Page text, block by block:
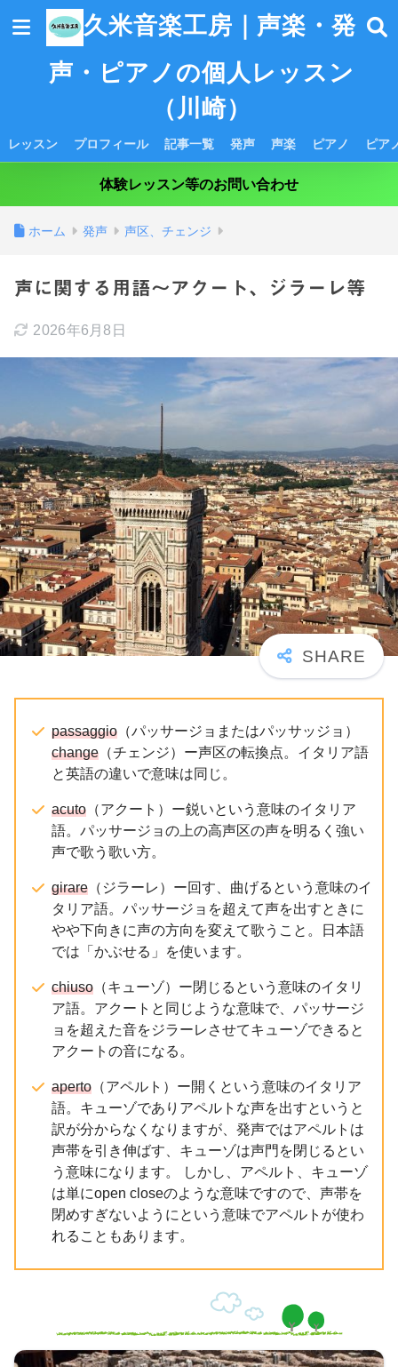
久米音楽工房｜声楽・発
声・ピアノの個人レッスン
（川崎）
レッスン プロフィール 記事一覧 発声 声楽 ピアノ ピア
体験レッスン等のお問い合わせ
ホーム 発声 声区、チェンジ
声に関する用語～アクート、ジラーレ等
2026年6月8日
passaggio （パッサージョまたはパッサッジョ）
change （チェンジ）ー声区の転換点。イタリア語
と英語の違いで意味は同じ。
acuto （アクート）ー鋭いという意味のイタリア
語。パッサージョの上の高声区の声を明るく強い
声で歌う歌い方。
girare （ジラーレ）ー回す、曲げるという意味のイ
タリア語。パッサージョを超えて声を出すときに
やや下向きに声の方向を変えて歌うこと。日本語
では「かぶせる」を使います。
chiuso （キューゾ）ー閉じるという意味のイタリ
ア語。アクートと同じような意味で、パッサージ
ョを超えた音をジラーレさせてキューゾできると
アクートの音になる。
aperto （アペルト）ー開くという意味のイタリア
語。キューゾでありアペルトな声を出すというと
訳が分からなくなりますが、発声ではアペルトは
声帯を引き伸ばす、キューゾは声門を閉じるとい
う意味になります。 しかし、アペルト、キューゾ
は単にopen closeのような意味ですので、声帯を
閉めすぎないようにという意味でアペルトが使わ
れることもあります。